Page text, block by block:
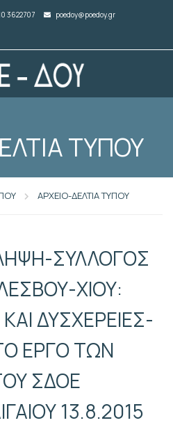
3622707 poedoy@poedoy.gr
ΤΥΠΟΥ
ΑΡΧΕΙΟ-ΔΕΛΤΙΑ ΤΥΠΟΥ
ΣΥΛΛΟΓΟΣ
ΧΙΟΥ:
ΔΥΣΧΕΡΕΙΕΣ-
ΕΡΓΟ ΤΩΝ
ΣΔΟΕ
13.8.2015